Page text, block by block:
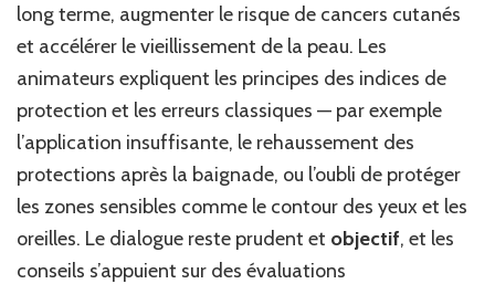
long terme, augmenter le risque de cancers cutanés
et accélérer le vieillissement de la peau. Les
animateurs expliquent les principes des indices de
protection et les erreurs classiques — par exemple
l’application insuffisante, le rehaussement des
protections après la baignade, ou l’oubli de protéger
les zones sensibles comme le contour des yeux et les
oreilles. Le dialogue reste prudent et objectif, et les
conseils s’appuient sur des évaluations